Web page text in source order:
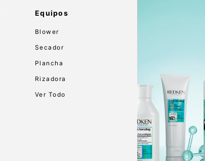
Equipos
Blower
Secador
Plancha
Rizadora
Ver Todo